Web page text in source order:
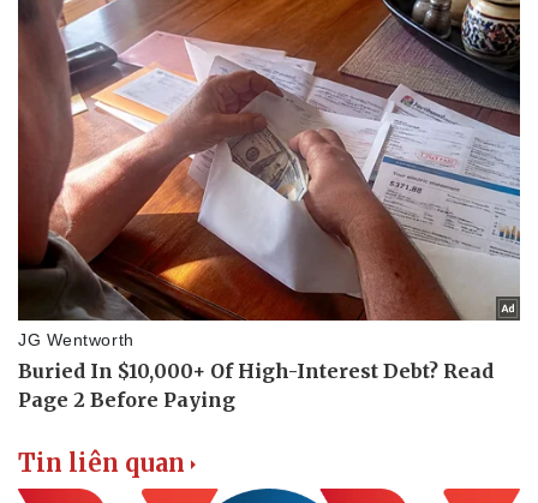
Tin liên quan